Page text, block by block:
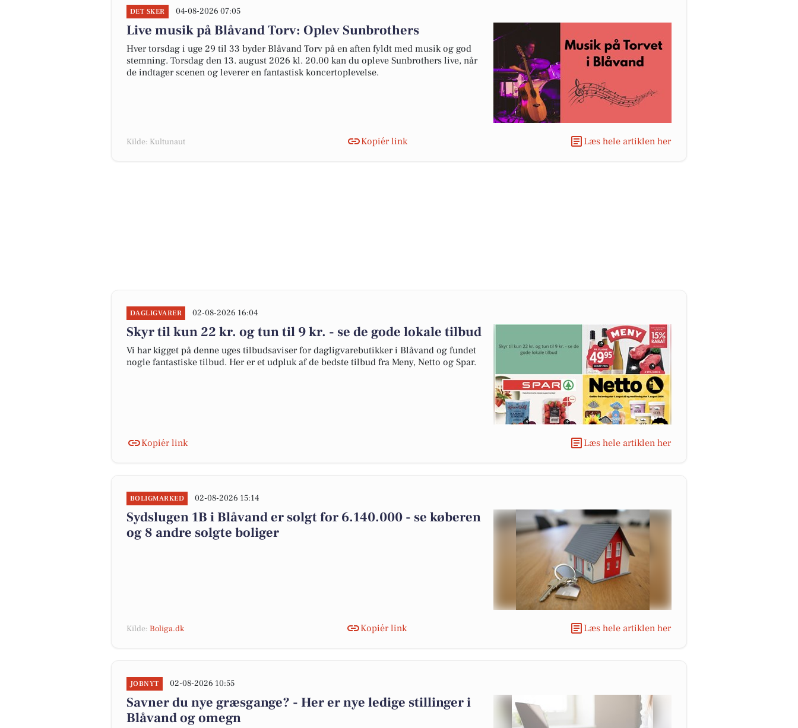
DET SKER 04-08-2026 07:05
Live musik på Blåvand Torv: Oplev Sunbrothers
Hver torsdag i uge 29 til 33 byder Blåvand Torv på en aften fyldt med musik og god
stemning. Torsdag den 13. august 2026 kl. 20.00 kan du opleve Sunbrothers live, når
de indtager scenen og leverer en fantastisk koncertoplevelse.
Kilde: Kultunaut Kopiér link Læs hele artiklen her
DAGLIGVARER 02-08-2026 16:04
Skyr til kun 22 kr. og tun til 9 kr. - se de gode lokale tilbud
Vi har kigget på denne uges tilbudsaviser for dagligvarebutikker i Blåvand og fundet
nogle fantastiske tilbud. Her er et udpluk af de bedste tilbud fra Meny, Netto og Spar.
Kopiér link Læs hele artiklen her
BOLIGMARKED 02-08-2026 15:14
Sydslugen 1B i Blåvand er solgt for 6.140.000 - se køberen
og 8 andre solgte boliger
Kilde: Boliga.dk Kopiér link Læs hele artiklen her
JOBNYT 02-08-2026 10:55
Savner du nye græsgange? - Her er nye ledige stillinger i
Blåvand og omegn